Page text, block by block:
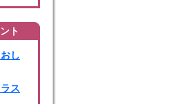
ト
し
ス